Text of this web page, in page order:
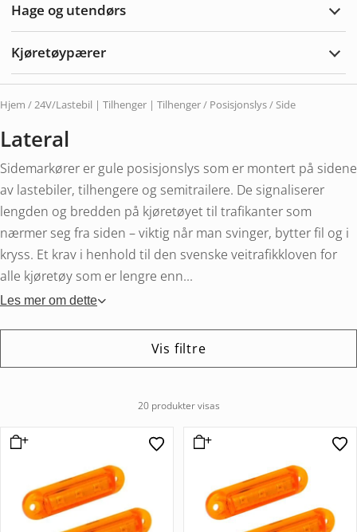
Hage og utendørs
Utvid
Kjøretøypærer
Utvid
Hjem /24V/Lastebil | Tilhenger | Tilhenger/ Posisjonslys/ Side
Lateral
Sidemarkører er gule posisjonslys som er montert på sidene
av lastebiler, tilhengere og semitrailere. De signaliserer
lengden og bredden på kjøretøyet til trafikanter som
nærmer seg fra siden – viktig når man svinger, bytter fil og i
kryss. Et krav i henhold til den svenske veitrafikkloven for
alle kjøretøy som er lengre enn...
Les mer om dette
Vis filtre
20 produkter visas